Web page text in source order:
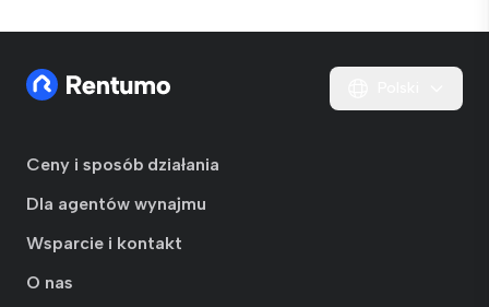
Ceny i sposób działania
Dla agentów wynajmu
Wsparcie i kontakt
O nas